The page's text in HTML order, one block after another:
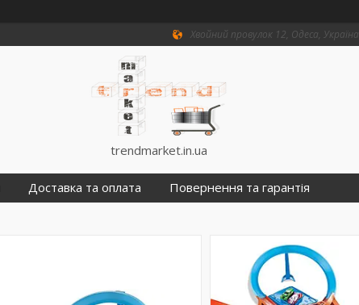
Хвойний провулок 12, Одеса, Україна
trendmarket.in.ua
Доставка та оплата Повернення та гарантія